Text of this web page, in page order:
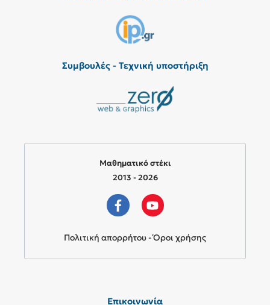
Συμβουλές - Τεχνική υποστήριξη
Μαθηματικό στέκι
2013 - 2026
Πολιτική απορρήτου - Όροι χρήσης
Επικοινωνία